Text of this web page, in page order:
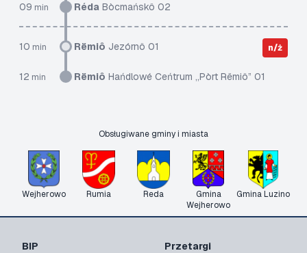
09 min Réda Bòcmańskô 02
10 min Rëmiô Jezórnô 01 n/ż
12 min Rëmiô Hańdlowé Ceńtrum „Pòrt Rëmiô” 01
Obsługiwane gminy i miasta
Wejherowo Rumia Reda
Gmina
Wejherowo
Gmina Luzino
BIP
Przetargi